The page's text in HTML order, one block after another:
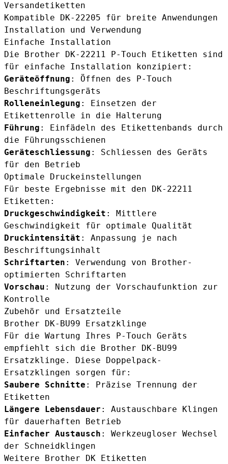
Versandetiketten
Kompatible DK-22205 für breite Anwendungen
Installation und Verwendung
Einfache Installation
Die Brother DK-22211 P-Touch Etiketten sind
für einfache Installation konzipiert:
Geräteöffnung : Öffnen des P-Touch
Beschriftungsgeräts
Rolleneinlegung : Einsetzen der
Etikettenrolle in die Halterung
Führung : Einfädeln des Etikettenbands durch
die Führungsschienen
Geräteschliessung : Schliessen des Geräts
für den Betrieb
Optimale Druckeinstellungen
Für beste Ergebnisse mit den DK-22211
Etiketten:
Druckgeschwindigkeit : Mittlere
Geschwindigkeit für optimale Qualität
Druckintensität : Anpassung je nach
Beschriftungsinhalt
Schriftarten : Verwendung von Brother-
optimierten Schriftarten
Vorschau : Nutzung der Vorschaufunktion zur
Kontrolle
Zubehör und Ersatzteile
Brother DK-BU99 Ersatzklinge
Für die Wartung Ihres P-Touch Geräts
empfiehlt sich die
Brother DK-BU99
Ersatzklinge . Diese Doppelpack-
Ersatzklingen sorgen für:
Saubere Schnitte : Präzise Trennung der
Etiketten
Längere Lebensdauer : Austauschbare Klingen
für dauerhaften Betrieb
Einfacher Austausch : Werkzeugloser Wechsel
der Schneidklingen
Weitere Brother DK Etiketten